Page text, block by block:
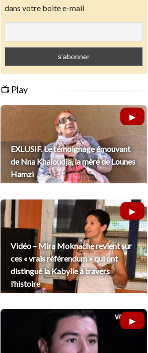
dans votre boite e-mail
📺 Play
EXLUSIF. Le témoignage émouvant
de Nna Khaloudja, la mère de Lounes
Hamzi
Vidéo – Mira Moknache revient sur
ces « vrais référendum » qui ont
distingué la Kabylie à travers
l’histoire